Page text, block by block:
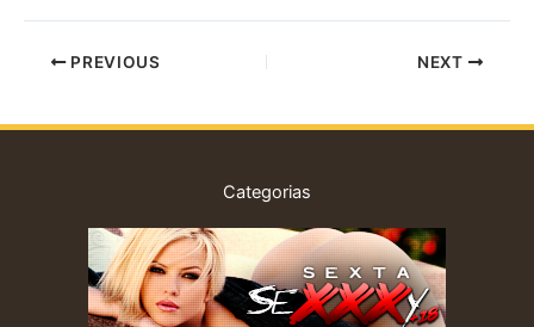
PREVIOUS NEXT
Categorias